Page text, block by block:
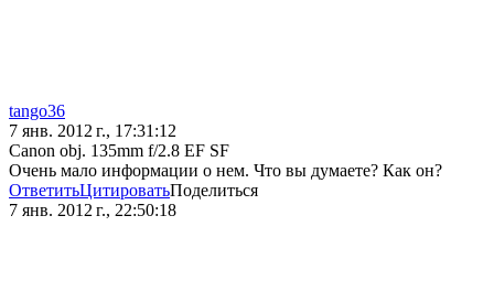
tango36
7 янв. 2012 г., 17:31:12
Canon obj. 135mm f/2.8 EF SF
Очень мало информации о нем. Что вы думаете? Как он?
ОтветитьЦитироватьПоделиться
7 янв. 2012 г., 22:50:18